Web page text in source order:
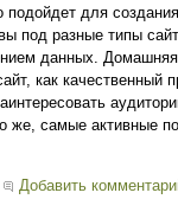
подойдет для
под разные типы
данных. Домашняя
как
же, самые активные
Добавить